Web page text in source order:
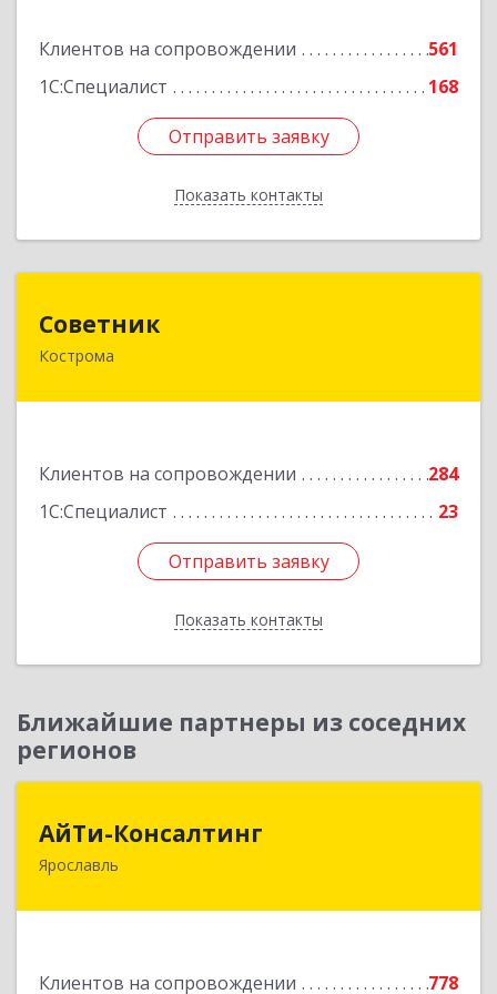
Клиентов на сопровождении
561
1С:Специалист
168
Отправить заявку
Показать контакты
Отправить заявку
Назад
Советник
Кострома
Клиентов на сопровождении
284
1С:Специалист
23
Отправить заявку
Показать контакты
156000, Костромская обл, Кострома г, Ерохова
Отправить заявку
Назад
Ближайшие партнеры из соседних
регионов
АйТи-Консалтинг
Ярославль
Клиентов на сопровождении 778
150007, Ярославская обл, Ярославль г, Урочская